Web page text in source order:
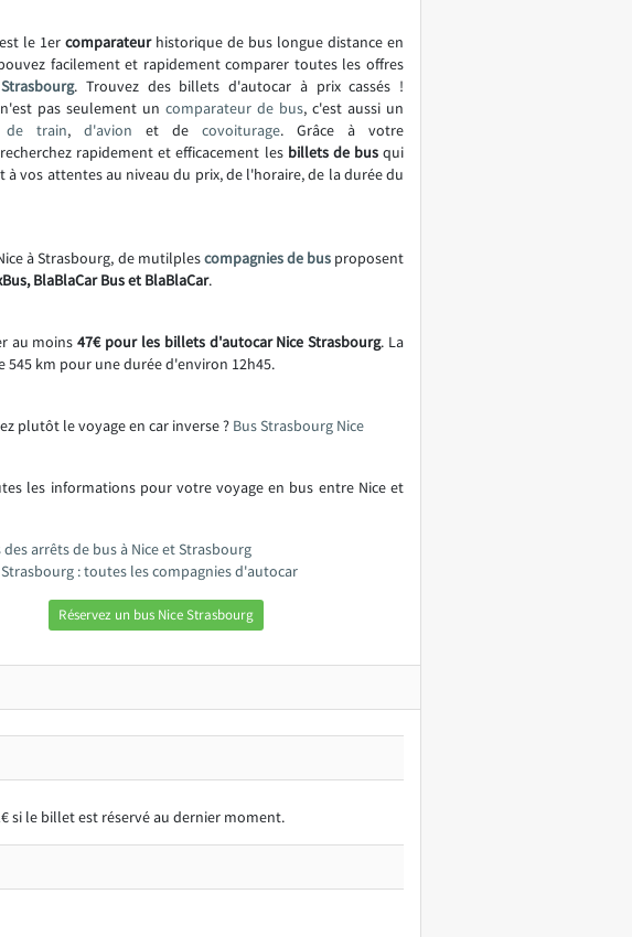
le 1er comparateurhistorique de bus longue distance en
facilement et rapidement comparer toutes les offres
. Trouvez des billets d'autocar à prix cassés !
pas seulement un comparateur de bus, c'est aussi un
de train, d'avion et de covoiturage. Grâce à votre
rapidement et efficacement les billets de busqui
à vos attentes au niveau du prix, de l'horaire, de la durée du
à Strasbourg, de mutilplescompagnies de busproposent
BlaBlaCar Bus et BlaBlaCar.
au moins47€ pour les billets d'autocar Nice Strasbourg. La
545 km pour une durée d'environ 12h45.
plutôt le voyage en car inverse ? Bus Strasbourg Nice
les informations pour votre voyage en bus entre Nice et
des arrêts de bus à Nice et Strasbourg
Strasbourg : toutes les compagnies d'autocar
Réservez un bus Nice Strasbourg
si le billet est réservé au dernier moment.